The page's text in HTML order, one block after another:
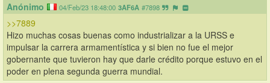
Anónimo 04/Feb/23 18:48:00 3AF6A #7898
>>7889
Hizo muchas cosas buenas como industrializar a la URSS e
impulsar la carrera armamentística y si bien no fue el mejor
gobernante que tuvieron hay que darle crédito porque estuvo en el
poder en plena segunda guerra mundial.